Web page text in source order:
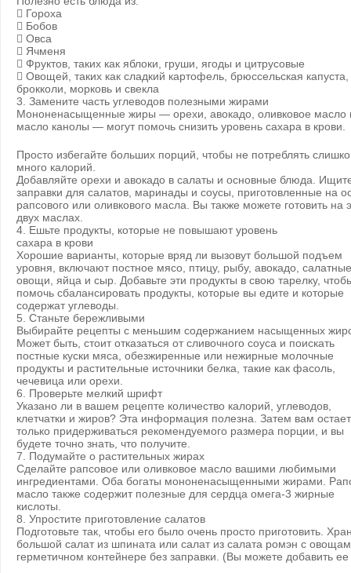
 Гороха
 Бобов
 Овса
 Ячменя
 Фруктов, таких как яблоки, груши, ягоды и цитрусовые
 Овощей, таких как сладкий картофель, брюссельская капуста,
брокколи, морковь и свекла
3. Замените часть углеводов полезными жирами
Мононенасыщенные жиры — орехи, авокадо, оливковое масло
масло канолы — могут помочь снизить уровень сахара в крови.
Просто избегайте больших порций, чтобы не потреблять
много калорий.
Добавляйте орехи и авокадо в салаты и основные блюда.
заправки для салатов, маринады и соусы, приготовленные на
рапсового или оливкового масла. Вы также можете готовить на
двух маслах.
4. Ешьте продукты, которые не повышают уровень
сахара в крови
Хорошие варианты, которые вряд ли вызовут большой подъем
уровня, включают постное мясо, птицу, рыбу, авокадо, салатные
овощи, яйца и сыр. Добавьте эти продукты в свою тарелку,
помочь сбалансировать продукты, которые вы едите и которые
содержат углеводы.
5. Станьте бережливыми
Выбирайте рецепты с меньшим содержанием насыщенных
Может быть, стоит отказаться от сливочного соуса и поискать
постные куски мяса, обезжиренные или нежирные молочные
продукты и растительные источники белка, такие как фасоль,
чечевица или орехи.
6. Проверьте мелкий шрифт
Указано ли в вашем рецепте количество калорий, углеводов,
клетчатки и жиров? Эта информация полезна. Затем вам
только придерживаться рекомендуемого размера порции, и вы
будете точно знать, что получите.
7. Подумайте о растительных жирах
Сделайте рапсовое или оливковое масло вашими любимыми
ингредиентами. Оба богаты мононенасыщенными жирами.
масло также содержит полезные для сердца омега-3 жирные
кислоты.
8. Упростите приготовление салатов
Подготовьте так, чтобы его было очень просто приготовить.
большой салат из шпината или салат из салата ромэн с
герметичном контейнере без заправки. (Вы можете добавить ее